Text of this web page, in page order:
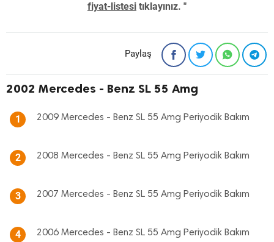
fiyat-listesi tıklayınız. "
Paylaş
2002 Mercedes - Benz SL 55 Amg
1 2009 Mercedes - Benz SL 55 Amg Periyodik Bakım
2 2008 Mercedes - Benz SL 55 Amg Periyodik Bakım
3 2007 Mercedes - Benz SL 55 Amg Periyodik Bakım
4 2006 Mercedes - Benz SL 55 Amg Periyodik Bakım